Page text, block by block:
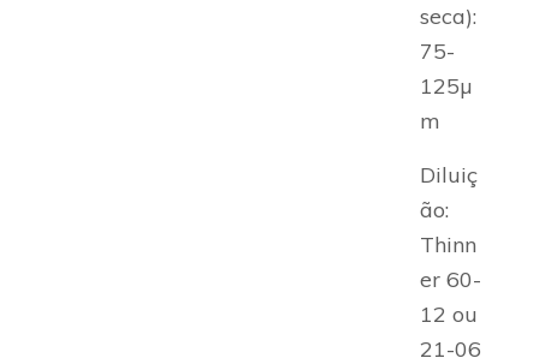
seca):
75-
125µ
m
Diluiç
ão:
Thinn
er 60-
12 ou
21-06